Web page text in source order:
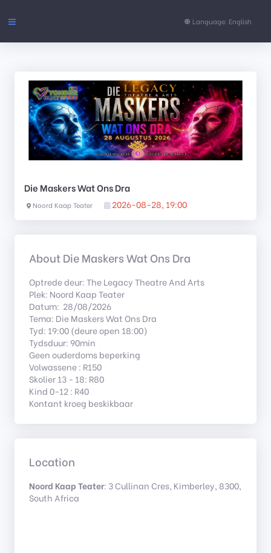
FAQs
Support
Pages
Language: English
Die Maskers Wat Ons Dra
Noord Kaap Teater 2026-08-28, 19:00
About Die Maskers Wat Ons Dra
Optrede deur: The Legacy Theatre And Arts
Plek: Noord Kaap Teater
Datum: 28/08/2026
Tema: Die Maskers Wat Ons Dra
Tyd: 19:00 (deure open 18:00)
Tydsduur: 90min
Geen ouderdoms beperking
Volwassene : R150
Skolier 13 - 18: R80
Kind 0-12 : R40
Kontant kroeg beskikbaar
Location
Noord Kaap Teater: 3 Cullinan Cres, Kimberley, 8300,
South Africa